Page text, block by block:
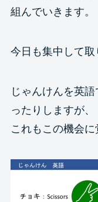
組んでいきます。
今日も集中して取
じゃんけんを英
ったりしますが、
これもこの機会に